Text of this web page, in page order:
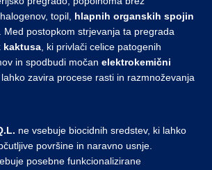
topil, hlapnih organskih spojin
Med postopkom strjevanja ta pregrada
kaktusa , ki privlači celice patogenih
in spodbudi močan elektrokemični
zavira procese rasti in razmnoževanja
ne vsebuje biocidnih sredstev, ki lahko
površine in naravno usnje.
posebne funkcionalizirane